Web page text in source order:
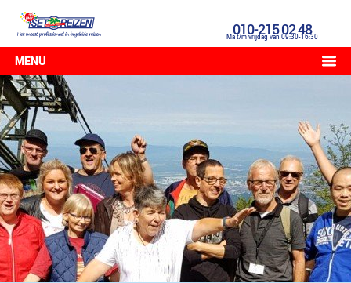
010-215 02 48
Ma t/m vrijdag van 09:30-16:30
MENU